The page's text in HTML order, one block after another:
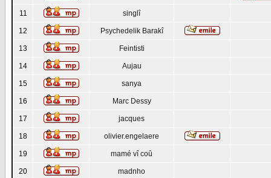
11 singlî
12 Psychedelik Barakî
13 Feintisti
14 Aujau
15 sanya
16 Marc Dessy
17 jacques
18 olivier.engelaere
19 mamé vî coû
20 madnho